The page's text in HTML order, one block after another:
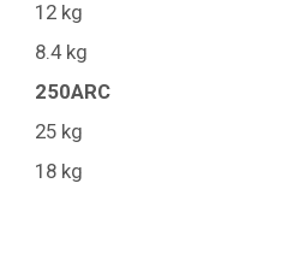
12 kg
8.4 kg
250ARC
25 kg
18 kg